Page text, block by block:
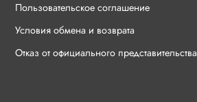
Пользовательское соглашение
Условия обмена и возврата
Отказ от официального представительства